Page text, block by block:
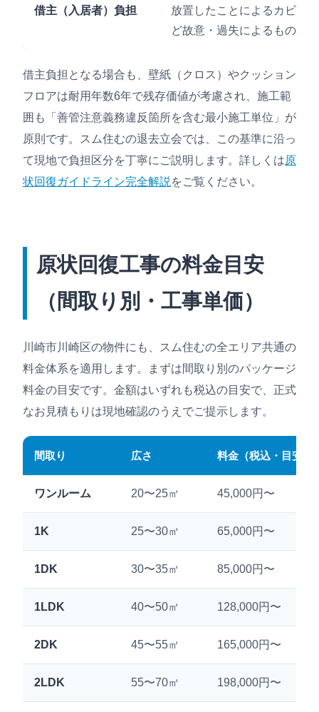
借主（入居者）負担
放置したことによるカビ、
ど故意・過失によるもの
借主負担となる場合も、壁紙（クロス）やクッション
フロアは耐用年数6年で残存価値が考慮され、施工範
囲も「善管注意義務違反箇所を含む最小施工単位」が
原則です。スム住むの退去立会では、この基準に沿っ
て現地で負担区分を丁寧にご説明します。詳しくは原
状回復ガイドライン完全解説をご覧ください。
原状回復工事の料金目安
（間取り別・工事単価）
川崎市川崎区の物件にも、スム住むの全エリア共通の
料金体系を適用します。まずは間取り別のパッケージ
料金の目安です。金額はいずれも税込の目安で、正式
なお見積もりは現地確認のうえでご提示します。
間取り 広さ 料金（税込・目安）
ワンルーム 20〜25㎡ 45,000円〜
1K 25〜30㎡ 65,000円〜
1DK 30〜35㎡ 85,000円〜
1LDK 40〜50㎡ 128,000円〜
2DK 45〜55㎡ 165,000円〜
2LDK 55〜70㎡ 198,000円〜